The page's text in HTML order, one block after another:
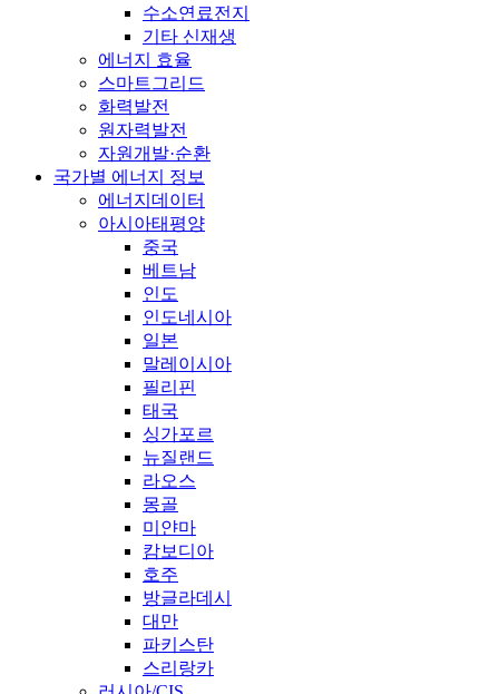
수소연료전지
기타 신재생
에너지 효율
스마트그리드
화력발전
원자력발전
자원개발·순환
국가별 에너지 정보
에너지데이터
아시아태평양
중국
베트남
인도
인도네시아
일본
말레이시아
필리핀
태국
싱가포르
뉴질랜드
라오스
몽골
미얀마
캄보디아
호주
방글라데시
대만
파키스탄
스리랑카